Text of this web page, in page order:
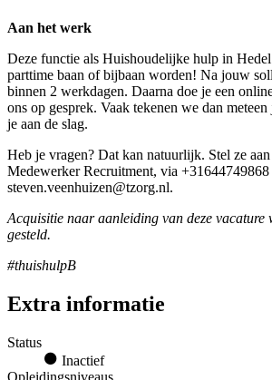
Aan het werk
Deze functie als Huishoudelijke hulp in
parttime baan of bijbaan worden! Na jouw
binnen 2 werkdagen. Daarna doe je een
ons op gesprek. Vaak tekenen we dan
je aan de slag.
Heb je vragen? Dat kan natuurlijk. Stel ze
Medewerker Recruitment, via
steven.veenhuizen@tzorg.nl.
Acquisitie naar aanleiding van deze vacature
gesteld.
#thuishulpB
Extra informatie
Status
Inactief
Opleidingsniveaus